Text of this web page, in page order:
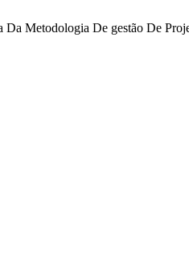
Metodologia De gestão De